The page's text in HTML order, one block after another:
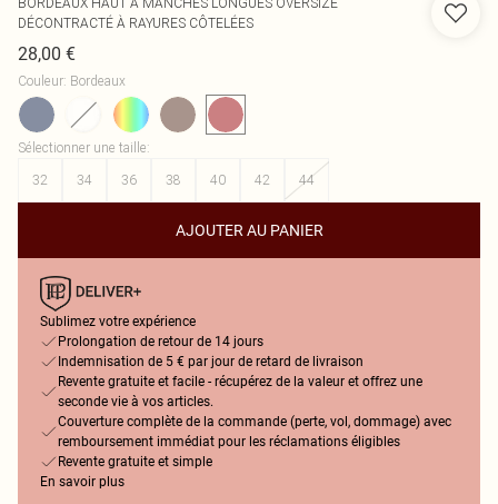
DÉCONTRACTÉ À RAYURES CÔTELÉES
28,00 €
Couleur: Bordeaux
Sélectionner une taille:
32
34 36 38 40 42 44
AJOUTER AU PANIER
Sublimez votre expérience
Prolongation de retour de 14 jours
Indemnisation de 5 € par jour de retard de livraison
Revente gratuite et facile - récupérez de la valeur et offrez une
seconde vie à vos articles.
Couverture complète de la commande (perte, vol, dommage) avec
remboursement immédiat pour les réclamations éligibles
Revente gratuite et simple
En savoir plus